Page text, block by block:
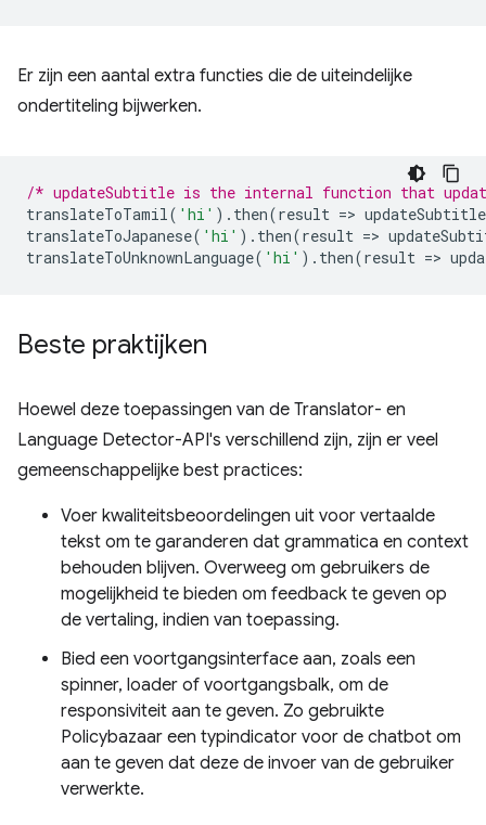
Er zijn een aantal extra functies die de uiteindelijke
ondertiteling bijwerken.
/* updateSubtitle is the internal function that
translateToTamil ( 'hi' ). then(result => updateSubtitle
translateToJapanese( 'hi' ). then(result =>
translateToUnknownLanguage( 'hi' ). then(result =>
Beste praktijken
Hoewel deze toepassingen van de Translator- en
Language Detector-API's verschillend zijn, zijn er veel
gemeenschappelijke best practices:
Voer kwaliteitsbeoordelingen uit voor vertaalde
tekst om te garanderen dat grammatica en context
behouden blijven. Overweeg om gebruikers de
mogelijkheid te bieden om feedback te geven op
de vertaling, indien van toepassing.
Bied een voortgangsinterface aan, zoals een
spinner, loader of voortgangsbalk, om de
responsiviteit aan te geven. Zo gebruikte
Policybazaar een typindicator voor de chatbot om
aan te geven dat deze de invoer van de gebruiker
verwerkte.